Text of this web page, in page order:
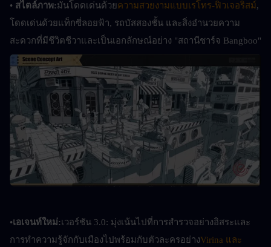
• สไตล์ภาพ:มันโดดเด่นด้วยความสวยงามแบบเรโทร-ฟิวเจอริสม์,
โดดเด่นด้วยแท็กซี่ลอยฟ้า, รถบัสสองชั้น และสิ่งอำนวยความ
สะดวกที่มีชีวิตชีวาและเป็นเอกลักษณ์อย่าง "สถานีชาร์จ Bangboo"
•เอเจนท์ใหม่:เวอร์ชัน 3.0: มุ่งเน้นไปที่การสำรวจอย่างอิสระและ
การทำความรู้จักกับเมืองไปพร้อมกับตัวละครอย่างVirina และ